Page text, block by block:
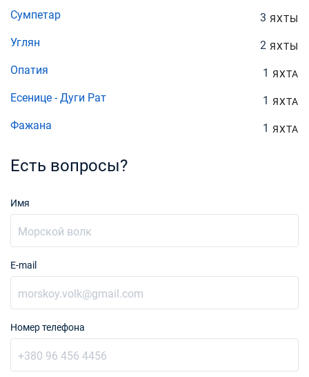
Сумпетар 3 ЯХТЫ
Углян 2 ЯХТЫ
Опатия 1 ЯХТА
Есенице - Дуги Рат 1 ЯХТА
Фажана 1 ЯХТА
Есть вопросы?
Имя
E-mail
Номер телефона